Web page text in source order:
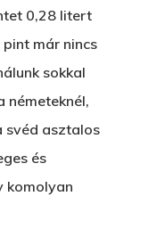
0,28 litert
pint már nincs
sokkal
németeknél,
svéd asztalos
és
komolyan
Betli
Egy Világbajnokságot,
ÁRULÓ!
A Kaszinó
+216 (0)40 3629